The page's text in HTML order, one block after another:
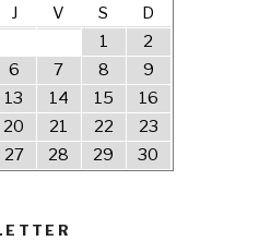
J V S
D
1
2
6 7 8
9
13 14 15
16
20 21 22
23
27 28 29 30